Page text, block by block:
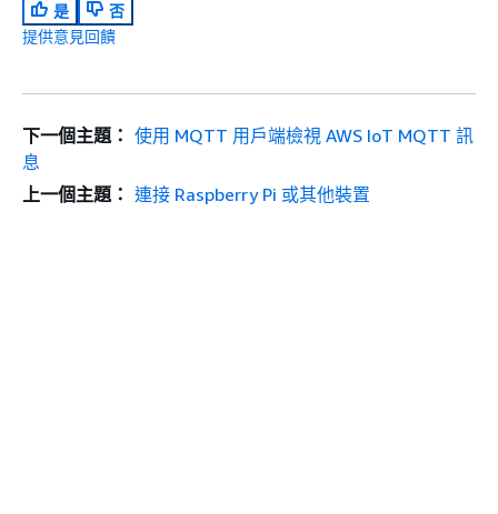
是
否
提供意見回饋
下一個主題： 使用 MQTT 用戶端檢視 AWS IoT MQTT 訊
息
上一個主題： 連接 Raspberry Pi 或其他裝置